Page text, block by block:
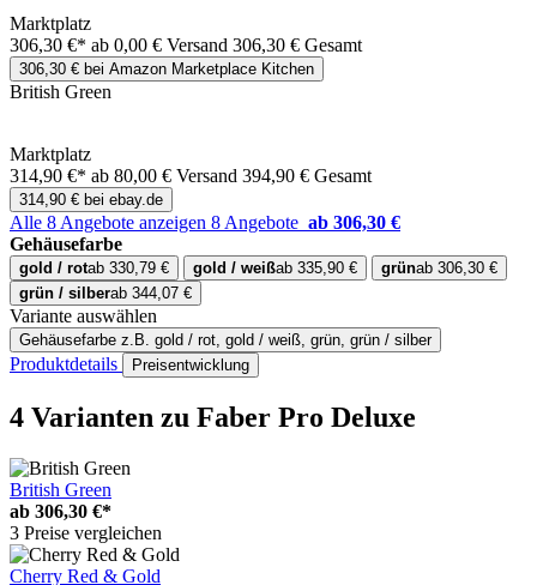
Marktplatz
306,30 €* ab 0,00 € Versand 306,30 € Gesamt
306,30 € bei Amazon Marketplace Kitchen
British Green
Marktplatz
314,90 €* ab 80,00 € Versand 394,90 € Gesamt
314,90 € bei ebay.de
Alle 8 Angebote anzeigen 8 Angebote ab 306,30 €
Gehäusefarbe
gold / rotab 330,79 € gold / weißab 335,90 € grünab 306,30 €
grün / silberab 344,07 €
Variante auswählen
Gehäusefarbe z.B. gold / rot, gold / weiß, grün, grün / silber
Produktdetails Preisentwicklung
4 Varianten zu Faber Pro Deluxe
British Green
ab 306,30 €*
3 Preise vergleichen
Cherry Red & Gold